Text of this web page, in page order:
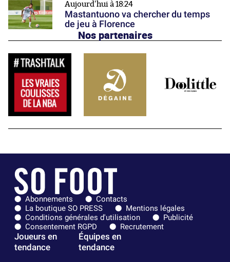
Aujourd'hui à 18:24
Mastantuono va chercher du temps
de jeu à Florence
Nos partenaires
Abonnements
Contacts
La boutique SO PRESS
Mentions légales
Conditions générales d'utilisation
Publicité
Consentement RGPD
Recrutement
Joueurs en
tendance
Équipes en
tendance